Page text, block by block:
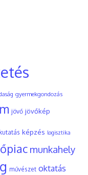
gyermekgondozás
jövő jövőkép
kutatás képzés logisztika
munkahely
művészet oktatás